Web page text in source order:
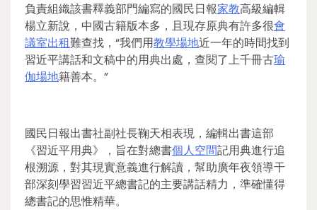
負責組織該書釋義部門編寫的國民日報家教高級編輯
楊立新說，中國古籍版本多，且現存原典有許多很會
議室出租難查找，“我們用教學場地近一年的時間找到
習近平講話和文稿中的用典出處，查閱了上千冊古瑜
伽場地籍善本。”
國民日報出書社副社長鞠天相表現，編輯出書這部
《習近平用典》，旨在對總書個人空間記用典進行追
根溯源，對其現實意義進行解讀，幫助廣年夜領導干
部深刻學習習近平總書記的主要講話精力，準確懂得
總書記的思惟精華。